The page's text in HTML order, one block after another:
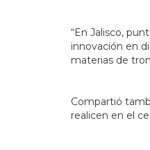
“En Jalisco,
innovación en
materias de
Compartió
realicen en el